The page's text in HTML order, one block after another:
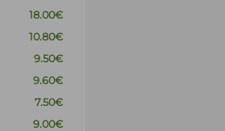
18.00€
10.80€
9.50€
9.60€
7.50€
9.00€